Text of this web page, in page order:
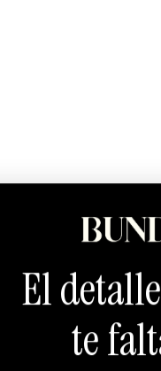
El
te